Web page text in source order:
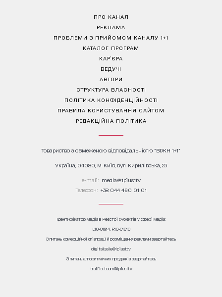
ПРО КАНАЛ
РЕКЛАМА
ПРОБЛЕМИ З ПРИЙОМОМ КАНАЛУ 1+1
КАТАЛОГ ПРОГРАМ
КАР’ЄРА
ВЕДУЧІ
АВТОРИ
СТРУКТУРА ВЛАСНОСТІ
ПОЛІТИКА КОНФІДЕНЦІЙНОСТІ
ПРАВИЛА КОРИСТУВАННЯ САЙТОМ
РЕДАКЦІЙНА ПОЛІТИКА
Товариство з обмеженою відповідальністю "ВІЖН 1+1"
Україна, 04080, м. Київ, вул. Кирилівська, 23
е-mail: media@1plus1.tv
Телефон: +38 044 490 01 01
Ідентифікатор медіа в Реєстрі суб’єктів у сфері медіа:
L10-01914, R10-01810
З питань комерційної співпраці й розміщення реклами звертайтесь
digital.sale@1plus1.tv
З питань алгоритмічних продажів звертайтесь
traffic-team@1plus1.tv